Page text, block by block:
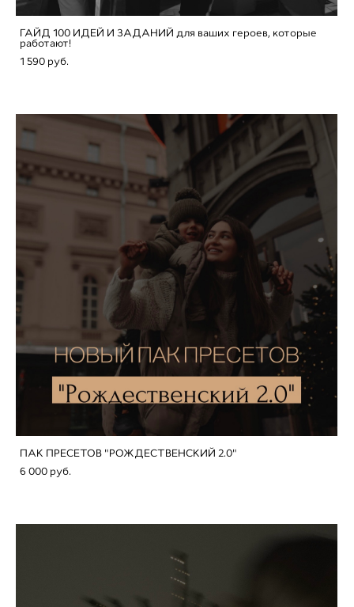
ГАЙД 100 ИДЕЙ И ЗАДАНИЙ для ваших героев, которые
работают!
1 590 pуб.
ПАК ПРЕСЕТОВ "РОЖДЕСТВЕНСКИЙ 2.0"
6 000 pуб.